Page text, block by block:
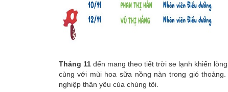
Tháng 11đến mang theo tiết trời se lạnh khiến
cùng với mùi hoa sữa nồng nàn trong gió
nghiệp thân yêu của chúng tôi.